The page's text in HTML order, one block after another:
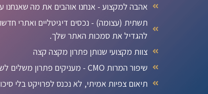
אהבה למקצוע - אנחנו אוהבים את מה שאנחנו
תשתית (עצומה) - נכסים דיגיטליים ואתרי
להגדיל את סמכות האתר שלך.
צוות מקצועי שנותן פתרון מקצה קצה
שיפור המרות CMO - מעניקים פתרון משלים לשיפור המרות כלול בתהליך האורגני
תיאום צפיות אמיתי, לא נכנס לפרויקט בלי